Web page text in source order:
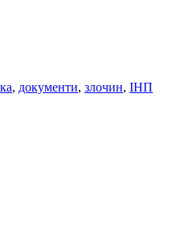
, документи, злочин, ІНП